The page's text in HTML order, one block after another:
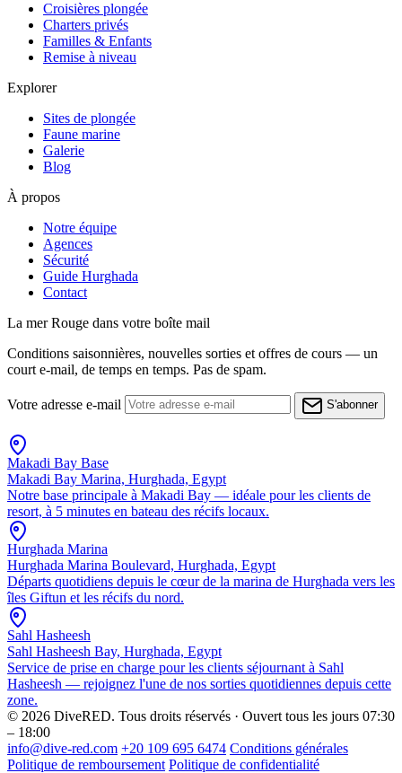
Croisières plongée
Charters privés
Familles & Enfants
Remise à niveau
Explorer
Sites de plongée
Faune marine
Galerie
Blog
À propos
Notre équipe
Agences
Sécurité
Guide Hurghada
Contact
La mer Rouge dans votre boîte mail
Conditions saisonnières, nouvelles sorties et offres de cours — un
court e-mail, de temps en temps. Pas de spam.
Votre adresse e-mail S'abonner
Makadi Bay Base
Makadi Bay Marina, Hurghada, Egypt
Notre base principale à Makadi Bay — idéale pour les clients de
resort, à 5 minutes en bateau des récifs locaux.
Hurghada Marina
Hurghada Marina Boulevard, Hurghada, Egypt
Départs quotidiens depuis le cœur de la marina de Hurghada vers les
îles Giftun et les récifs du nord.
Sahl Hasheesh
Sahl Hasheesh Bay, Hurghada, Egypt
Service de prise en charge pour les clients séjournant à Sahl
Hasheesh — rejoignez l'une de nos sorties quotidiennes depuis cette
zone.
© 2026 DiveRED. Tous droits réservés · Ouvert tous les jours 07:30
– 18:00
info@dive-red.com +20 109 695 6474 Conditions générales
Politique de remboursement Politique de confidentialité